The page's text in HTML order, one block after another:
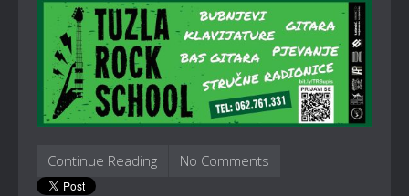
Continue Reading No Comments